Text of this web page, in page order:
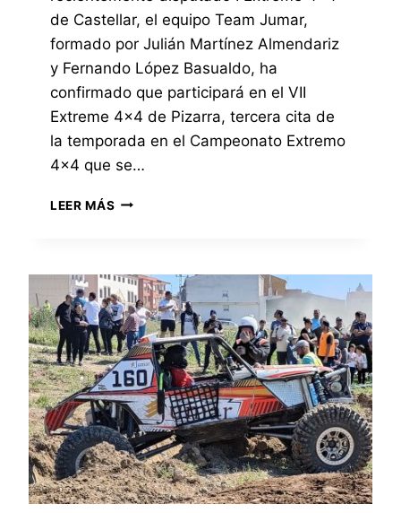
R
A
N
C
A
L
A
E
R
A
D
A
C
O
N
U
N
P
O
D
I
T
A
N
T
E
E
N
L
G
O
R
Í
A
S
U
P
E
R
P
R
O
de Castellar, el equipo Team Jumar,
formado por Julián Martínez Almendariz
y Fernando López Basualdo, ha
confirmado que participará en el VII
Extreme 4×4 de Pizarra, tercera cita de
la temporada en el Campeonato Extremo
4×4 que se…
LEER MÁS T
C
O
N
S
E
G
U
I
R
E
N
C
A